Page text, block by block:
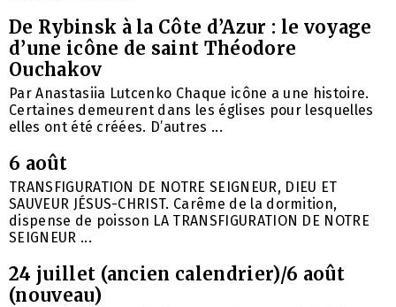
De Rybinsk à la Côte d’Azur : le voyage
d’une icône de saint Théodore
Ouchakov
Par Anastasiia Lutcenko Chaque icône a une histoire.
Certaines demeurent dans les églises pour lesquelles
elles ont été créées. D’autres ...
6 août
TRANSFIGURATION DE NOTRE SEIGNEUR, DIEU ET
SAUVEUR JÉSUS-CHRIST. Carême de la dormition,
dispense de poisson LA TRANSFIGURATION DE NOTRE
SEIGNEUR ...
24 juillet (ancien calendrier)/6 août
(nouveau)